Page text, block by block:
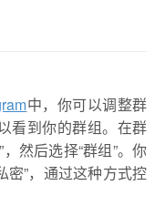
中，你可以调整群
看到你的群组。在群
然后选择“群组”。你
密”，通过这种方式控